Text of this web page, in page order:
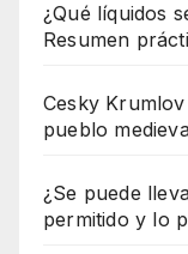
¿Qué líquidos
Resumen
Cesky
pueblo
¿Se puede
permitido y lo